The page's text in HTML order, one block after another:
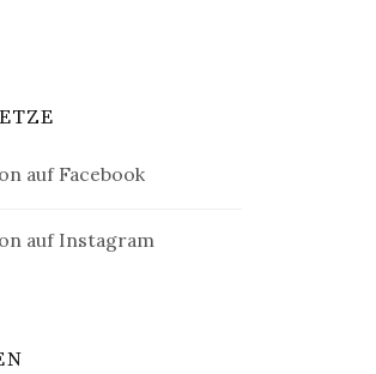
auf Facebook
auf Instagram